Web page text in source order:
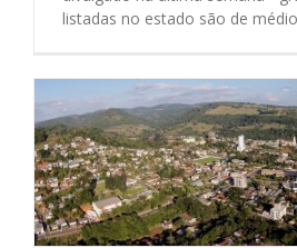
listadas no estado são de